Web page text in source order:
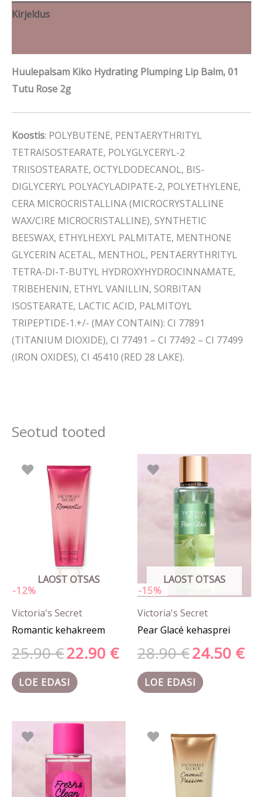
Kirjeldus
Huulepalsam Kiko Hydrating Plumping Lip Balm, 01
Tutu Rose 2g
Koostis: POLYBUTENE, PENTAERYTHRITYL
TETRAISOSTEARATE, POLYGLYCERYL-2
TRIISOSTEARATE, OCTYLDODECANOL, BIS-
DIGLYCERYL POLYACYLADIPATE-2, POLYETHYLENE,
CERA MICROCRISTALLINA (MICROCRYSTALLINE
WAX/CIRE MICROCRISTALLINE), SYNTHETIC
BEESWAX, ETHYLHEXYL PALMITATE, MENTHONE
GLYCERIN ACETAL, MENTHOL, PENTAERYTHRITYL
TETRA-DI-T-BUTYL HYDROXYHYDROCINNAMATE,
TRIBEHENIN, ETHYL VANILLIN, SORBITAN
ISOSTEARATE, LACTIC ACID, PALMITOYL
TRIPEPTIDE-1.+/- (MAY CONTAIN): CI 77891
(TITANIUM DIOXIDE), CI 77491 – CI 77492 – CI 77499
(IRON OXIDES), CI 45410 (RED 28 LAKE).
Seotud tooted
-12%
LAOST OTSAS
Victoria's Secret
Romantic kehakreem
25.90€
hind
25.90 €.
22.90 €
LOE EDASI
-15%
LAOST OTSAS
Victoria's Secret
Pear Glacé kehasprei
28.90€
Algne
oli:
28.90 €.
24.50 €
LOE EDASI
Algne
20.90 €.
16.70 €.